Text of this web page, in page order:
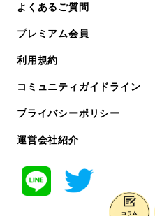
よくあるご質問
プレミアム会員
利用規約
コミュニティガイドライン
プライバシーポリシー
運営会社紹介